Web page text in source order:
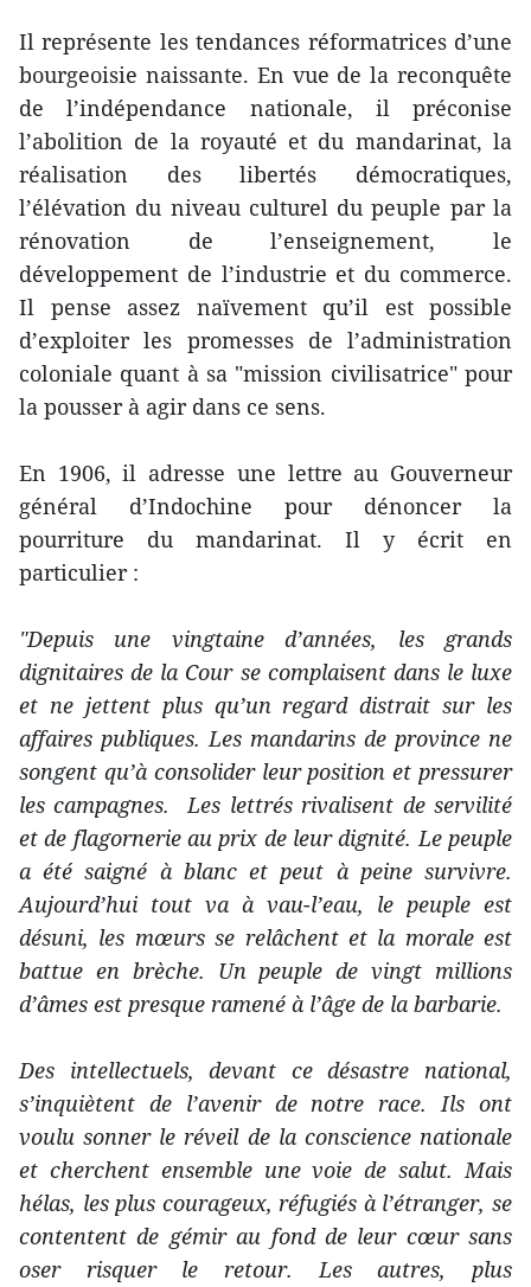
Il représente les tendances réformatrices d’une
bourgeoisie naissante. En vue de la reconquête
de l’indépendance nationale, il préconise
l’abolition de la royauté et du mandarinat, la
réalisation des libertés démocratiques,
l’élévation du niveau culturel du peuple par la
rénovation de l’enseignement, le
développement de l’industrie et du commerce.
Il pense assez naïvement qu’il est possible
d’exploiter les promesses de l’administration
coloniale quant à sa "mission civilisatrice" pour
la pousser à agir dans ce sens.
En 1906, il adresse une lettre au Gouverneur
général d’Indochine pour dénoncer la
pourriture du mandarinat. Il y écrit en
particulier :
"Depuis une vingtaine d’années, les grands
dignitaires de la Cour se complaisent dans le luxe
et ne jettent plus qu’un regard distrait sur les
affaires publiques. Les mandarins de province ne
songent qu’à consolider leur position et pressurer
les campagnes. Les lettrés rivalisent de servilité
et de flagornerie au prix de leur dignité. Le peuple
a été saigné à blanc et peut à peine survivre.
Aujourd’hui tout va à vau-l’eau, le peuple est
désuni, les mœurs se relâchent et la morale est
battue en brèche. Un peuple de vingt millions
d’âmes est presque ramené à l’âge de la barbarie.
Des intellectuels, devant ce désastre national,
s’inquiètent de l’avenir de notre race. Ils ont
voulu sonner le réveil de la conscience nationale
et cherchent ensemble une voie de salut. Mais
hélas, les plus courageux, réfugiés à l’étranger, se
contentent de gémir au fond de leur cœur sans
oser risquer le retour. Les autres, plus